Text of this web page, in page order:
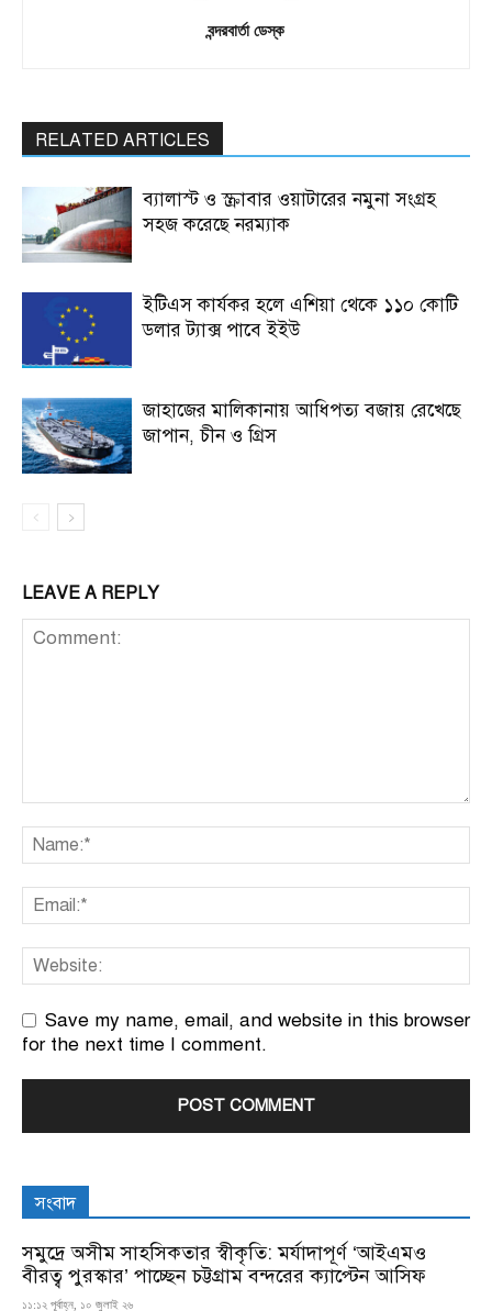
বন্দরবার্তা ডেস্ক
RELATED ARTICLES
ব্যালাস্ট ও স্ক্রাবার ওয়াটারের নমুনা সংগ্রহ
সহজ করেছে নরম্যাক
ইটিএস কার্যকর হলে এশিয়া থেকে ১১০ কোটি
ডলার ট্যাক্স পাবে ইইউ
জাহাজের মালিকানায় আধিপত্য বজায় রেখেছে
জাপান, চীন ও গ্রিস
LEAVE A REPLY
Save my name, email, and website in this browser
for the next time I comment.
সংবাদ
সমুদ্রে অসীম সাহসিকতার স্বীকৃতি: মর্যাদাপূর্ণ ‘আইএমও
বীরত্ব পুরস্কার’ পাচ্ছেন চট্টগ্রাম বন্দরের ক্যাপ্টেন আসিফ
১১:১২ পূর্বাহ্ন, ১০ জুলাই ২৬